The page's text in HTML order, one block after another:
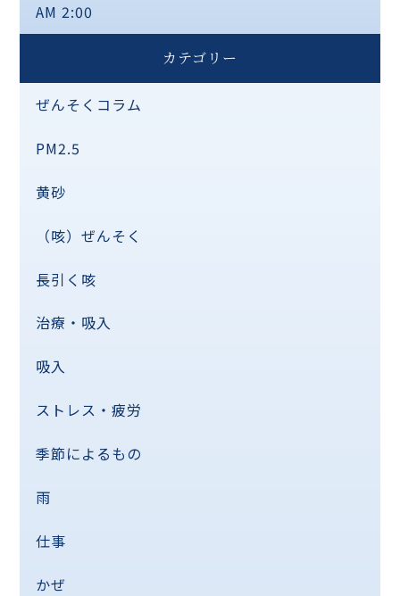
AM 2:00
カテゴリー
ぜんそくコラム
PM2.5
黄砂
（咳）ぜんそく
長引く咳
治療・吸入
吸入
ストレス・疲労
季節によるもの
雨
仕事
かぜ